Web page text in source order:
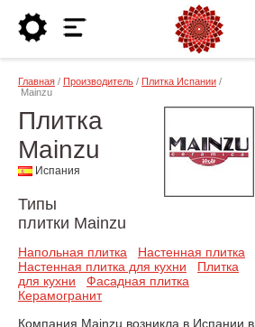
Главная / Производитель / Плитка Испании /
Mainzu
Плитка
Mainzu
Испания
Типы
плитки Mainzu
Напольная плитка
Настенная плитка
Настенная плитка для кухни
Плитка
для кухни
Фасадная плитка
Керамогранит
Компания Mainzu возникла в Испании в